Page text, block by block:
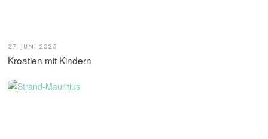
27. JUNI 2025
Kroatien mit Kindern